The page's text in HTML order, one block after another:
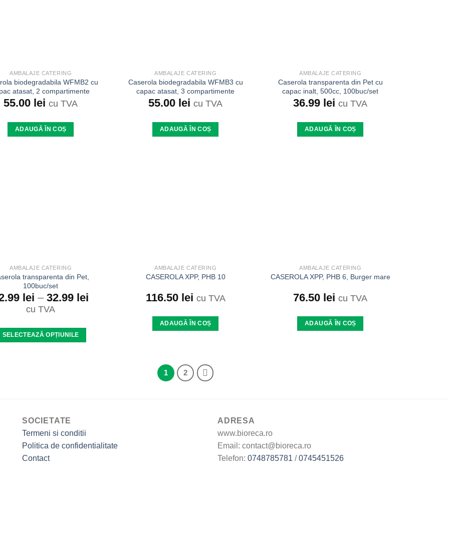
AMBALAJE CATERING
biodegradabila WFMB2 cu
atasat, 2 compartimente
55.00 lei cu TVA
ADAUGĂ ÎN COȘ
AMBALAJE CATERING
Caserola biodegradabila WFMB3 cu
capac atasat, 3 compartimente
55.00 lei cu TVA
ADAUGĂ ÎN COȘ
AMBALAJE CATERING
Caserola transparenta din Pet cu
capac inalt, 500cc, 100buc/set
36.99 lei cu TVA
ADAUGĂ ÎN COȘ
AMBALAJE CATERING
transparenta din Pet,
100buc/set
lei –32.99 lei
cu TVA
SELECTEAZĂ OPȚIUNILE
Opțiunile
alese
în
AMBALAJE CATERING
CASEROLA XPP, PHB 10
116.50 lei cu TVA
ADAUGĂ ÎN COȘ
AMBALAJE CATERING
CASEROLA XPP, PHB 6, Burger mare
76.50 lei cu TVA
ADAUGĂ ÎN COȘ
1 2
SOCIETATE
Termeni si conditii
Politica de confidentialitate
Contact
ADRESA
www.bioreca.ro
Email: contact@bioreca.ro
Telefon: 0748785781 /0745451526